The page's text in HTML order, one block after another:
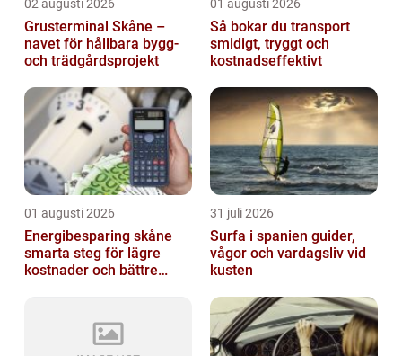
02 augusti 2026
Grusterminal Skåne –
navet för hållbara bygg-
och trädgårdsprojekt
01 augusti 2026
Så bokar du transport
smidigt, tryggt och
kostnadseffektivt
01 augusti 2026
Energibesparing skåne
smarta steg för lägre
kostnader och bättre
31 juli 2026
Surfa i spanien guider,
vågor och vardagsliv vid
kusten